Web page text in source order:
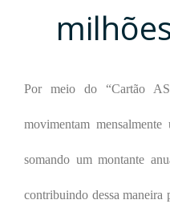
Por meio do “Cartão
movimentam
somando um montante
contribuindo dessa maneira